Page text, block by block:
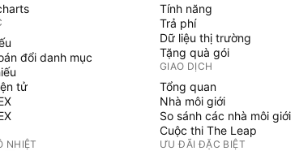
đổi danh mục
tử
NHIỆT
Tính năng
Trả phí
Dữ liệu thị trường
Tặng quà gói
GIAO DỊCH
Tổng quan
Nhà môi giới
So sánh các nhà môi giới
Cuộc thi The Leap
ƯU ĐÃI ĐẶC BIỆT